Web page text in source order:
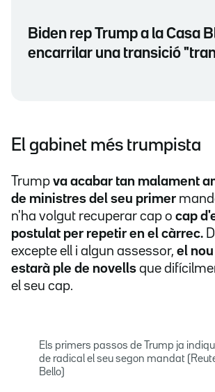
Biden rep Trump a la Casa
encarrilar una transició
El gabinet més trumpista
Trump va acabar tan malament
de ministres del seu primer
n'ha volgut recuperar cap o cap
postulat per repetir en el càrrec.
excepte ell i algun assessor, el
estarà ple de novells que
el seu cap.
Els primers passos de Trump ja
de radical el seu segon mandat
Bello)